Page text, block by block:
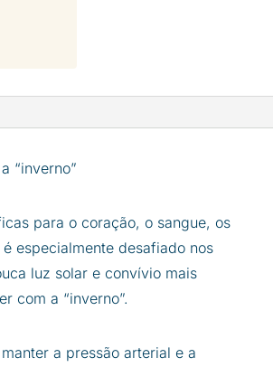
“inverno”
para o coração, o sangue, os
especialmente desafiado nos
luz solar e convívio mais
com a “inverno”.
a pressão arterial e a